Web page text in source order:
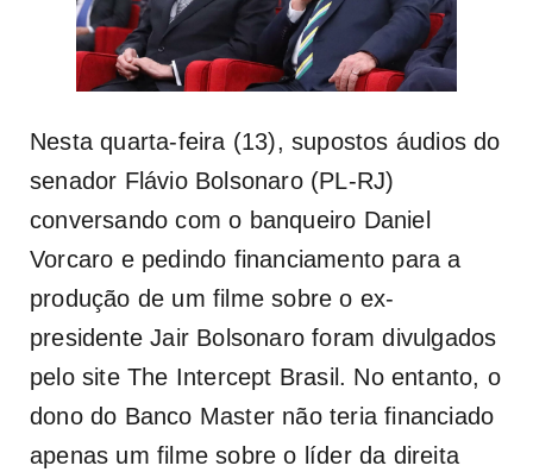
Nesta quarta-feira (13), supostos áudios do
senador Flávio Bolsonaro (PL-RJ)
conversando com o banqueiro Daniel
Vorcaro e pedindo financiamento para a
produção de um filme sobre o ex-
presidente Jair Bolsonaro foram divulgados
pelo site The Intercept Brasil. No entanto, o
dono do Banco Master não teria financiado
apenas um filme sobre o líder da direita